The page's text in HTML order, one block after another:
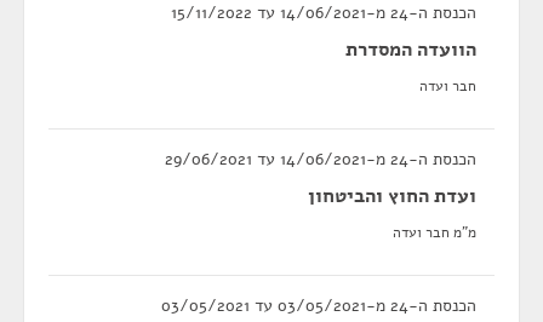
הכנסת ה-24 מ-14/06/2021 עד 15/11/2022
הוועדה המסדרת
חבר ועדה
הכנסת ה-24 מ-14/06/2021 עד 29/06/2021
ועדת החוץ והביטחון
מ"מ חבר ועדה
הכנסת ה-24 מ-03/05/2021 עד 03/05/2021